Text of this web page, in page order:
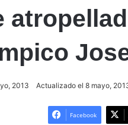
2013 Actualizado el 8 mayo,
Facebook